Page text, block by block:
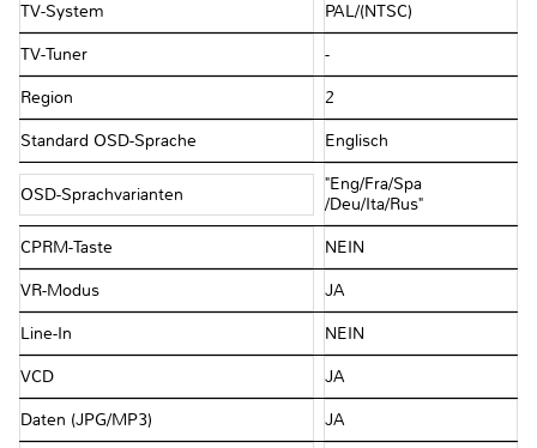
TV-System PAL/(NTSC)
TV-Tuner -
Region 2
Standard OSD-Sprache Englisch
OSD-Sprachvarianten
"Eng/Fra/Spa
/Deu/Ita/Rus"
CPRM-Taste NEIN
VR-Modus JA
Line-In NEIN
VCD JA
Daten (JPG/MP3) JA